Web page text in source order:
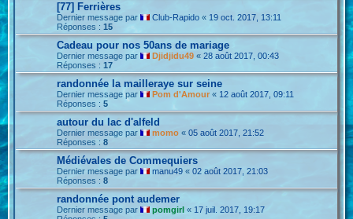
[77] Ferrières
Dernier message par Club-Rapido « 19 oct. 2017, 13:11
Réponses :15
Cadeau pour nos 50ans de mariage
Dernier message par Djidjidu49 «28 août 2017, 00:43
Réponses :17
randonnée la mailleraye sur seine
Dernier message par Pom d'Amour « 12 août 2017, 09:11
Réponses :5
autour du lac d'alfeld
Dernier message par momo «05 août 2017, 21:52
Réponses :8
Médiévales de Commequiers
Dernier message par manu49 «02 août 2017, 21:03
Réponses :8
randonnée pont audemer
Dernier message par pomgirl « 17 juil. 2017, 19:17